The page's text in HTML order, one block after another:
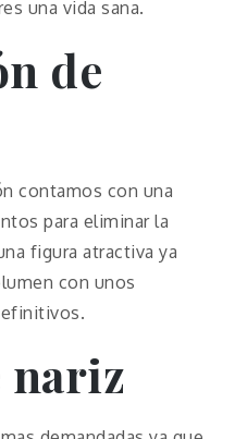
una vida sana.
de
contamos con una
para eliminar la
figura atractiva ya
con unos
nariz